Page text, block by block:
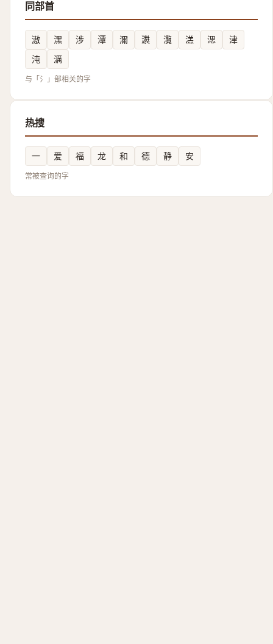
同部首
滶 潶 涉 潭 濔 㶙 灠 溔 㴓
津
沌
濿
与「氵」部相关的字
热搜
一 爱 福 龙 和 德 静 安
常被查询的字